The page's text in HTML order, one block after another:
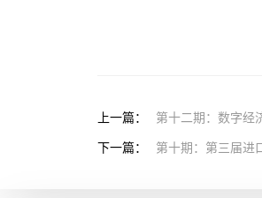
上一篇： 第十二期：数字经
下一篇： 第十期：第三届进